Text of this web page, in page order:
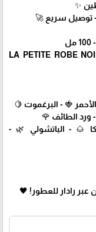
✨
توصيل سريع 🚀
🖤 LA PETITE ROBE
🍓 - البرغموت 🍋
ورد الطائف 🌹
🌰 - الباتشولي 🌿 -